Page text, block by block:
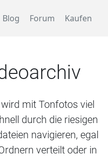
Blog Forum Kaufen
mit Tonfotos viel
durch die riesigen
navigieren, egal
verteilt oder in